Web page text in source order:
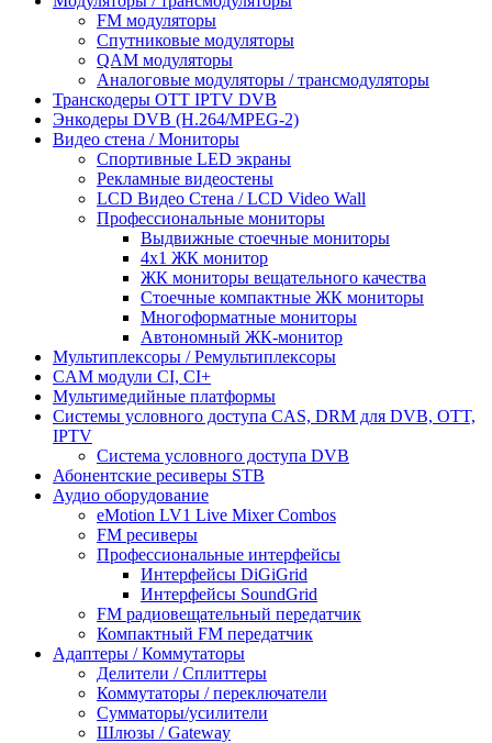
FM модуляторы
Спутниковые модуляторы
QAM модуляторы
Аналоговые модуляторы / трансмодуляторы
Транскодеры OTT IPTV DVB
Энкодеры DVB (H.264/MPEG-2)
Видео стена / Мониторы
Спортивные LED экраны
Рекламные видеостены
LCD Видео Cтена / LCD Video Wall
Профессиональные мониторы
Выдвижные стоечные мониторы
4x1 ЖК монитор
ЖК мониторы вещательного качества
Стоечные компактные ЖК мониторы
Многоформатные мониторы
Автономный ЖК-монитор
Мультиплексоры / Ремультиплексоры
CAM модули CI, CI+
Мультимедийные платформы
Системы условного доступа CAS, DRM для DVB, OTT,
IPTV
Система условного доступа DVB
Абонентские ресиверы STB
Аудио оборудование
eMotion LV1 Live Mixer Combos
FM ресиверы
Профессиональные интерфейсы
Интерфейсы DiGiGrid
Интерфейсы SoundGrid
FM радиовещательный передатчик
Компактный FM передатчик
Адаптеры / Коммутаторы
Делители / Сплиттеры
Коммутаторы / переключатели
Сумматоры/усилители
Шлюзы / Gateway